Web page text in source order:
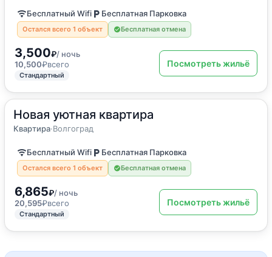
Бесплатный Wifi Бесплатная Парковка
Остался всего 1 объект Бесплатная отмена
3,500₽/ ночь
10,500₽всего
Стандартный
Посмотреть жильё
Новая уютная квартира
Квартира·Волгоград
40м2·до 6 гостей
Квартира
Бесплатный Wifi Бесплатная Парковка
Остался всего 1 объект Бесплатная отмена
6,865₽/ ночь
20,595₽всего
Стандартный
Посмотреть жильё